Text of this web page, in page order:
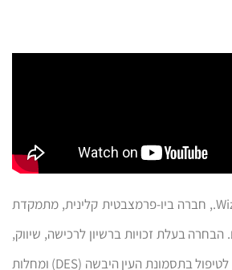
חברת Wize Pharma, Inc., חברה ביו-פרמצבטית קלינית, מתמקדת
הבחרה בעלת זכויות ברשיון לרכישה, שיווק,
מכירה והפצה של LO2A לטיפול בתסמונת העין היבשה (DES) ומחלות